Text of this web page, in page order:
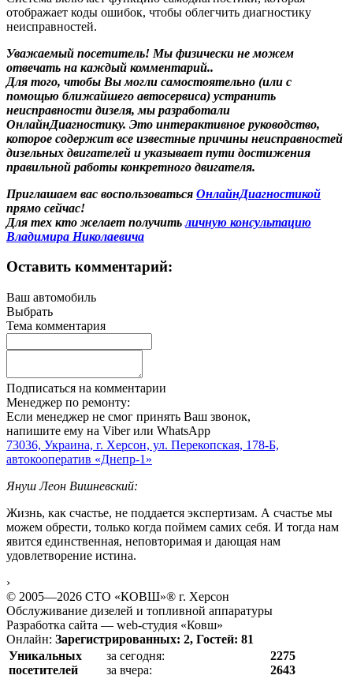
отображает коды ошибок, чтобы облегчить диагностику
неисправностей.
Уважаемый посетитель! Мы физически не можем
отвечать на каждый комментарий..
Для того, чтобы Вы могли самостоятельно (или с
помощью ближайшего автосервиса) устранить
неисправности дизеля, мы разработали
ОнлайнДиагностику. Это интерактивное руководство,
которое содержит все известные причины неисправностей
дизельных двигателей и указывает пути достижения
правильной работы конкретного двигателя.
Приглашаем вас воспользоваться ОнлайнДиагностикой
прямо сейчас!
Для тех кто желает получитьличную консультацию
Владимира Николаевича
Оставить комментарий:
Ваш автомобиль
Выбрать
Тема комментария
Подписаться на комментарии
Менеджер по ремонту:
Если менеджер не смог принять Ваш звонок,
напишите ему на Viber или WhatsApp
73036, Украина, г. Херсон, ул. Перекопская, 178-Б,
автокооператив «Днепр-1»
Януш Леон Вишневский:
Жизнь, как счастье, не поддается экспертизам. А счастье мы
можем обрести, только когда поймем самих себя. И тогда нам
явится единственная, неповторимая и дающая нам
удовлетворение истина.
›
© 2005—2026 СТО «КОВШ»® г. Херсон
Обслуживание дизелей и топливной аппаратуры
Разработка сайта — web-студия «Ковш»
Онлайн: Зарегистрированных: 2, Гостей: 81
Уникальных
посетителей
за сегодня:
за вчера:
2275
2643